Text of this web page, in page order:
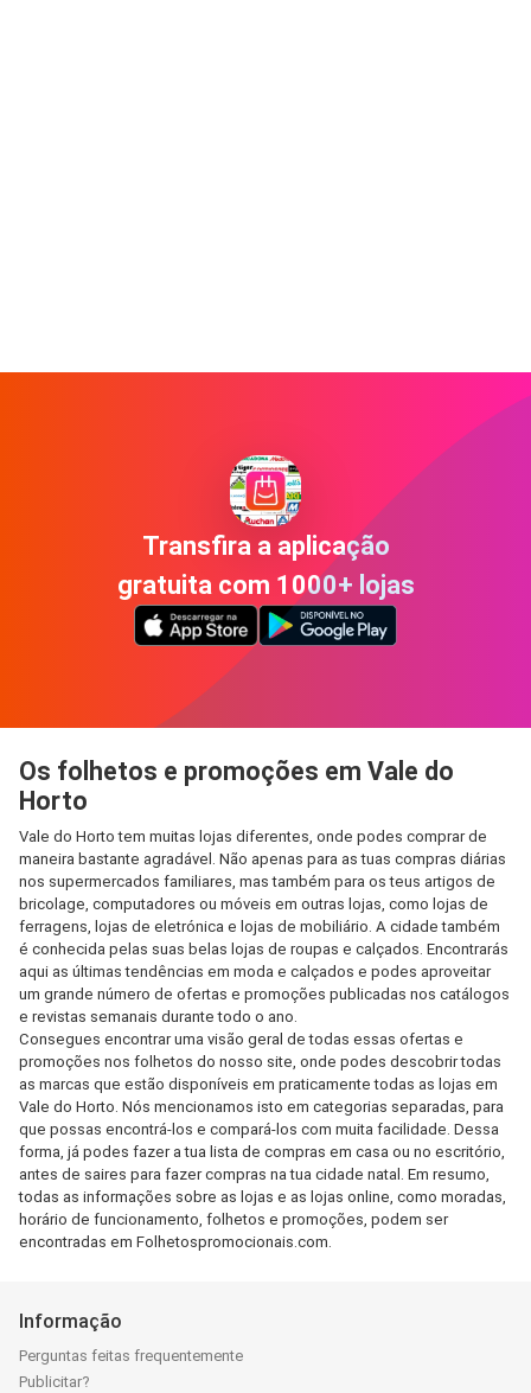
Transfira a aplicação
gratuita com 1000+ lojas
Os folhetos e promoções em Vale do
Horto
Vale do Horto tem muitas lojas diferentes, onde podes comprar de
maneira bastante agradável. Não apenas para as tuas compras diárias
nos supermercados familiares, mas também para os teus artigos de
bricolage, computadores ou móveis em outras lojas, como lojas de
ferragens, lojas de eletrónica e lojas de mobiliário. A cidade também
é conhecida pelas suas belas lojas de roupas e calçados. Encontrarás
aqui as últimas tendências em moda e calçados e podes aproveitar
um grande número de ofertas e promoções publicadas nos catálogos
e revistas semanais durante todo o ano.
Consegues encontrar uma visão geral de todas essas ofertas e
promoções nos folhetos do nosso site, onde podes descobrir todas
as marcas que estão disponíveis em praticamente todas as lojas em
Vale do Horto. Nós mencionamos isto em categorias separadas, para
que possas encontrá-los e compará-los com muita facilidade. Dessa
forma, já podes fazer a tua lista de compras em casa ou no escritório,
antes de saires para fazer compras na tua cidade natal. Em resumo,
todas as informações sobre as lojas e as lojas online, como moradas,
horário de funcionamento, folhetos e promoções, podem ser
encontradas em Folhetospromocionais.com.
Informação
Perguntas feitas frequentemente
Publicitar?